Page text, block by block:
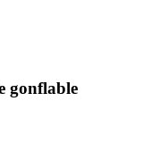
gonflable